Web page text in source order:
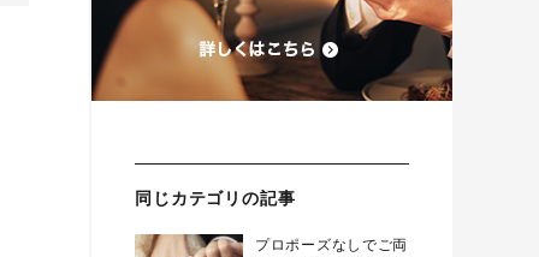
同じカテゴリの記事
プロポーズなしでご両